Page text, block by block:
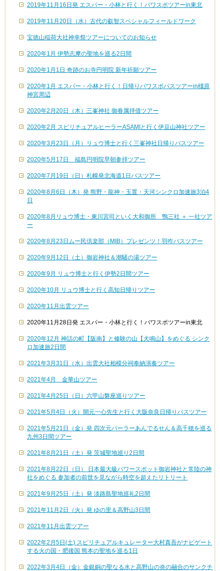
2019年11月16日発 エスパー・小林と行く！パワスポツアーin東北
2019年11月20日（水）古代の叡智スペシャルフィールドワーク
宝徳山稲荷大社神幸祭ツアーについてのお知らせ
2020年1月 伊勢志摩の聖地を巡る2日間
2020年1月1日 奇跡のお寺円明院 新年祈願ツアー
2020年1月 エスパー・小林と行く！日帰りパワスポバスツアーin橿原
神宮周辺
2020年2月20日（木）三峯神社 御眷属拝借ツアー
2020年2月 スピリチュアルヒーラーASAMIと行く伊豆山神社ツアー
2020年3月23日（月）リュウ博士と行く三峯神社日帰りバスツアー
2020年5月17日 福島円明院早朝参拝ツアー
2020年7月19日（日）札幌発北海道1日バスツアー
2020年8月6日（木）発 熊野・龍神・玉置・天河シンクロ加速旅3泊4
日
2020年8月リュウ博士・東川宮司といく大和御所 鴨三社 ＋ 一社ツア
ー
2020年8月23日ムー民倶楽部（MIB）プレゼンツ！羽咋バスツアー
2020年9月12日（土）御岩神社＆潮騒の湯ツアー
2020年9月 リュウ博士と行く伊勢2日間ツアー
2020年10月 リュウ博士と行く高知日帰りツアー
2020年11月出雲ツアー
2020年11月28日発 エスパー・小林と行く！パワスポツアーin東北
2020年12月 神話の町【阪南】と修験の山【犬鳴山】をめぐる シンク
ロ加速旅2日間
2021年3月31日（水）出雲大社相模分祠奉納演奏ツアー
2021年4月 金華山ツアー
2021年4月25日（日）六甲山磐座巡りツアー
2021年5月4日（火）開元一心先生と行く大阪奈良日帰りバスツアー
2021年5月21日（金）発 四次元パーラーあんでるせん＆高千穂を巡る
九州3日間ツアー
2021年8月21日（土）発 茨城聖地巡り2日間
2021年8月22日（日） 日本最大級パワースポット御岩神社と常陸の神
社をめぐる 参加者の前世を見ながら時空を超えたリトリート
2021年9月25日（土）発 淡路島聖地巡礼2日間
2021年11月2日（火）発 ゆの里＆高野山3日間
2021年11月出雲ツアー
2022年2月5日(土) スピリチュアルキュレーター大村真吾がナビゲート
する火の国・肥後国 熊本の聖地を巡る1日
2022年3月4日（金）金銀銅の聖なる水と高野山の炎の融合のサンクチ